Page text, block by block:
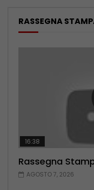
RASSEGNA
16:38
Rassegna
AGOSTO 7, 2026
17:38
Rassegna
AGOSTO 6, 2026